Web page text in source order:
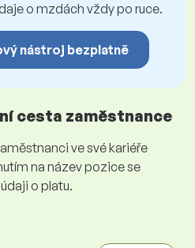
o mzdách vždy po ruce.
nástroj bezplatně
cesta zaměstnance
ve své kariéře
na název pozice se
o platu.